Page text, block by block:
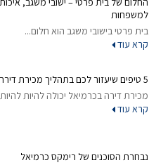
למשפחות
בית פרטי בישובי משגב הוא חלום...
קרא עוד
5 טיפים שיעזור לכם בתהליך מכירת דירה בכרמיאל
מכירת דירה בכרמיאל יכולה להיות
קרא עוד
נבחרת הסוכנים של רימקס כרמיאל